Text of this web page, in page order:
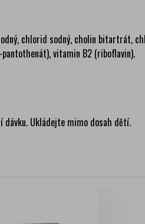
chlorid sodný, cholin bitartrát,
pantothenát), vitamin B2 (riboflavin).
dávku. Ukládejte mimo dosah dětí.